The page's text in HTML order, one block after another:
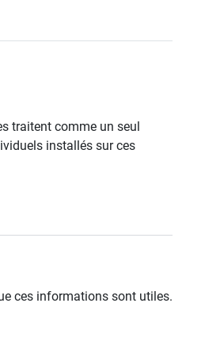
traitent comme un seul
installés sur ces
ces informations sont utiles.